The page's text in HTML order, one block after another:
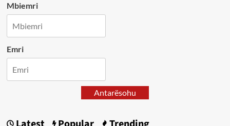
Mbiemri
Emri
Antarësohu